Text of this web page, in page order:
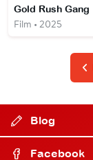
Gold Rush Gang
Film • 2025
Blog
Facebook